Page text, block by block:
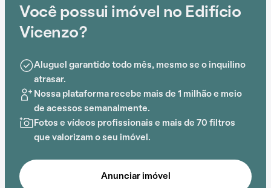
A localização estratégica próximo a Faculdade de
Tecnología Martinus, Faculdade de Tecnología Inspirar,
Olhos do Paraná e Faculdade Teológica da Assembléia
de Deus (FATADC) agrega praticidade ao dia a dia.
Você possui imóvel no Edifício
Vicenzo?
Aluguel garantido todo mês, mesmo se o inquilino
atrasar.
Nossa plataforma recebe mais de 1 milhão e meio
de acessos semanalmente.
Fotos e vídeos profissionais e mais de 70 filtros
que valorizam o seu imóvel.
Anunciar imóvel